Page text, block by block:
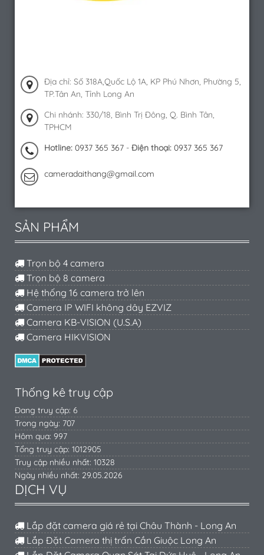
Địa chỉ: Số 318A,Quốc Lộ 1A, KP Phú Nhơn, Phường 5,
TP.Tân An, Tỉnh Long An
Chi nhánh: 330/18, Bình Trị Đông, Q. Bình Tân,
TPHCM
Hotline: 0937 365 367 - Điện thoại: 0937 365 367
cameradaithang@gmail.com
SẢN PHẨM
Trọn bộ 4 camera
Trọn bộ 8 camera
Hệ thống 16 camera trở lên
Camera IP WIFI không dây EZVIZ
Camera KB-VISION (U.S.A)
Camera HIKVISION
Thống kê truy cập
Đang truy cập: 6
Trong ngày: 707
Hôm qua: 997
Tổng truy cập: 1012905
Truy cập nhiều nhất: 10328
Ngày nhiều nhất: 29.05.2026
DỊCH VỤ
Lắp đặt camera giá rẻ tại Châu Thành - Long An
Lắp Đặt Camera thị trấn Cần Giuộc Long An